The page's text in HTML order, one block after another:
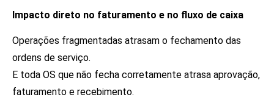
Impacto direto no faturamento e no fluxo de caixa
Operações fragmentadas atrasam o fechamento das
ordens de serviço.
E toda OS que não fecha corretamente atrasa aprovação,
faturamento e recebimento.